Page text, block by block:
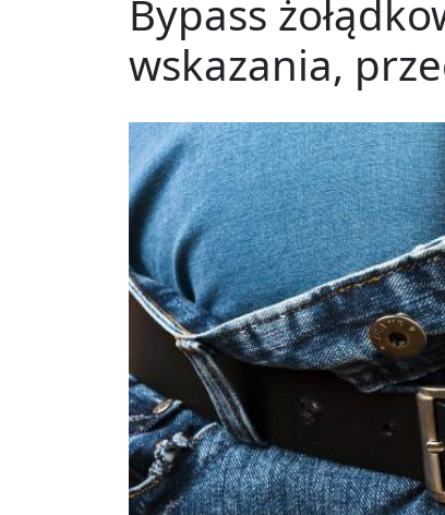
Bypass
wskazania,